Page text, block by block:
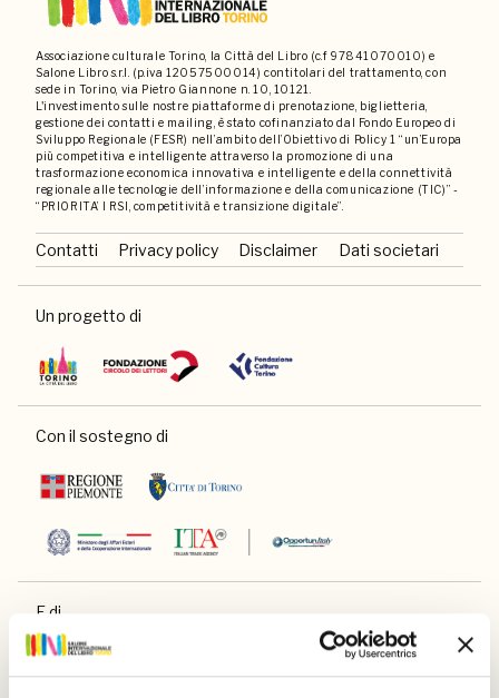
Associazione culturale Torino, la Città del Libro (c.f 97841070010) e
Salone Libro s.r.l. (p.iva 12057500014) contitolari del trattamento, con
sede in Torino, via Pietro Giannone n. 10, 10121.
L'investimento sulle nostre piattaforme di prenotazione, biglietteria,
gestione dei contatti e mailing, è stato cofinanziato dal Fondo Europeo di
Sviluppo Regionale (FESR) nell’ambito dell’Obiettivo di Policy 1 “un’Europa
più competitiva e intelligente attraverso la promozione di una
trasformazione economica innovativa e intelligente e della connettività
regionale alle tecnologie dell’informazione e della comunicazione (TIC)” -
“PRIORITA’ I RSI, competitività e transizione digitale”.
Contatti Privacy policy Disclaimer Dati societari
Un progetto di
Con il sostegno di
E di